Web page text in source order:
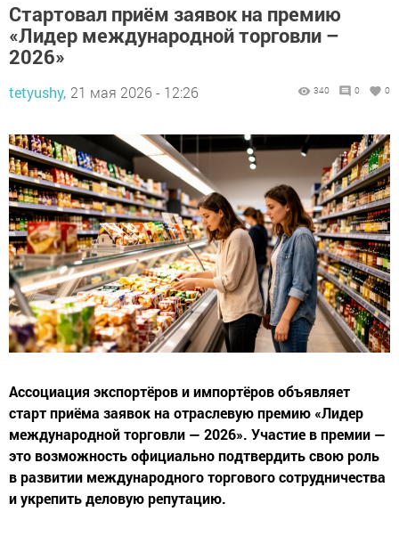
Стартовал приём заявок на премию
«Лидер международной торговли –
2026»
tetyushy, 21 мая 2026 - 12:26 340 0 0
Ассоциация экспортёров и импортёров объявляет
старт приёма заявок на отраслевую премию «Лидер
международной торговли — 2026». Участие в премии —
это возможность официально подтвердить свою роль
в развитии международного торгового сотрудничества
и укрепить деловую репутацию.